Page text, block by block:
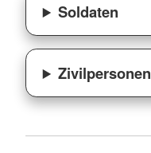
Soldaten
Zivilpersonen